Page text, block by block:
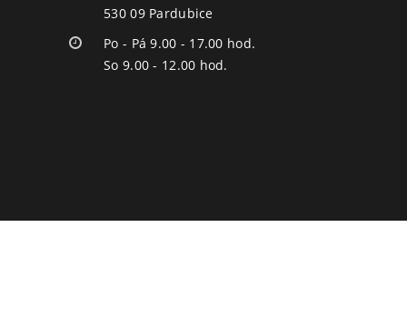
530 09 Pardubice
Po - Pá 9.00 - 17.00 hod.
So 9.00 - 12.00 hod.